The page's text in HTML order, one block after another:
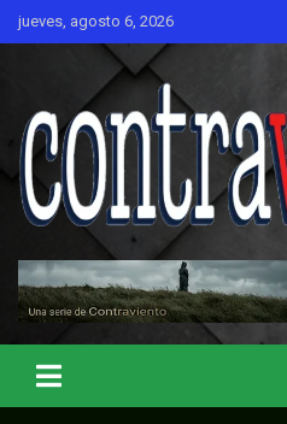
Skip
jueves, agosto 6, 2026
CONTRAVIENTO